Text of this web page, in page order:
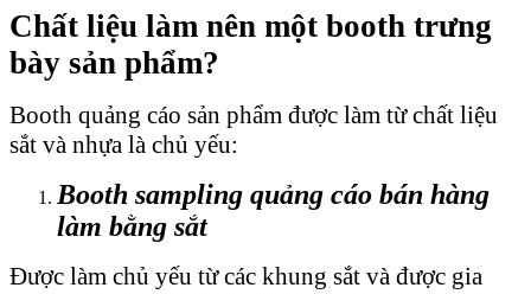
Chất liệu làm nên một booth trưng
bày sản phẩm?
Booth quảng cáo sản phẩm được làm từ chất liệu
sắt và nhựa là chủ yếu:
Booth sampling quảng cáo bán hàng
làm bằng sắt
Được làm chủ yếu từ các khung sắt và được gia